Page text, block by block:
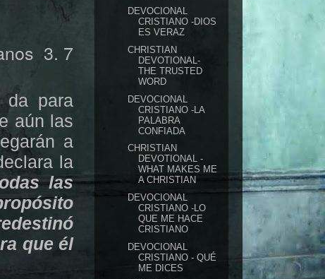
3. 7
da para
aún las
a
la
las
que él
DEVOCIONAL
CRISTIANO -DIOS
ES VERAZ
CHRISTIAN
DEVOTIONAL-
THE TRUSTED
WORD
DEVOCIONAL
CRISTIANO -LA
PALABRA
CONFIADA
CHRISTIAN
DEVOTIONAL -
WHAT MAKES ME
A CHRISTIAN
DEVOCIONAL
CRISTIANO -LO
QUE ME HACE
CRISTIANO
DEVOCIONAL
CRISTIANO - QUÉ
ME DICES